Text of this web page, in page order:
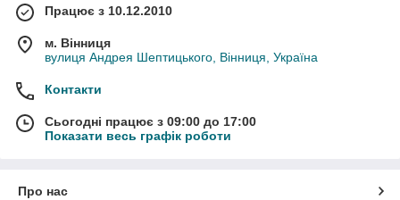
Працює з 10.12.2010
м. Вінниця
вулиця Андрея Шептицького, Вінниця, Україна
Контакти
Сьогодні працює з 09:00 до 17:00
Показати весь графік роботи
Про нас